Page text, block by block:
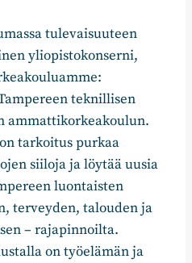
tulevaisuuteen
yliopistokonserni,
teknillisen
ammattikorkeakoulun.
tarkoitus purkaa
siiloja ja löytää uusia
luontaisten
terveyden, talouden ja
– rajapinnoilta.
on työelämän ja